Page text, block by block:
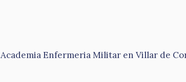
Academia Enfermeria Militar en Villar de